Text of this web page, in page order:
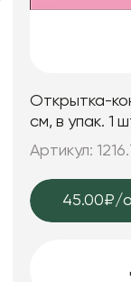
Открытка-
см, в упак. 1
Артикул:
45.00₽/